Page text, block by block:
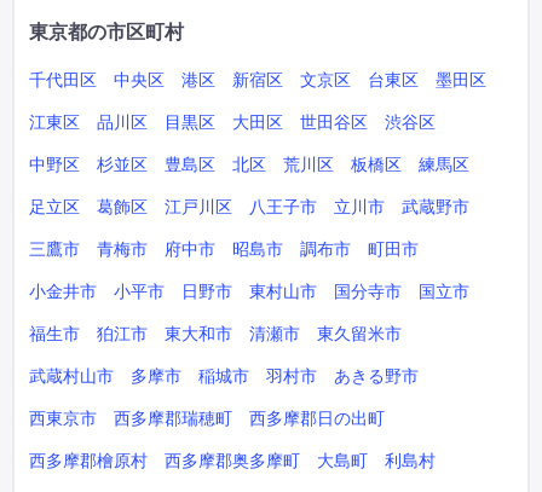
東京都の市区町村
千代田区 中央区 港区 新宿区 文京区 台東区 墨田区
江東区 品川区 目黒区 大田区 世田谷区 渋谷区
中野区 杉並区 豊島区 北区 荒川区 板橋区 練馬区
足立区 葛飾区 江戸川区 八王子市 立川市 武蔵野市
三鷹市 青梅市 府中市 昭島市 調布市 町田市
小金井市 小平市 日野市 東村山市 国分寺市 国立市
福生市 狛江市 東大和市 清瀬市 東久留米市
武蔵村山市 多摩市 稲城市 羽村市 あきる野市
西東京市 西多摩郡瑞穂町 西多摩郡日の出町
西多摩郡檜原村 西多摩郡奥多摩町 大島町 利島村